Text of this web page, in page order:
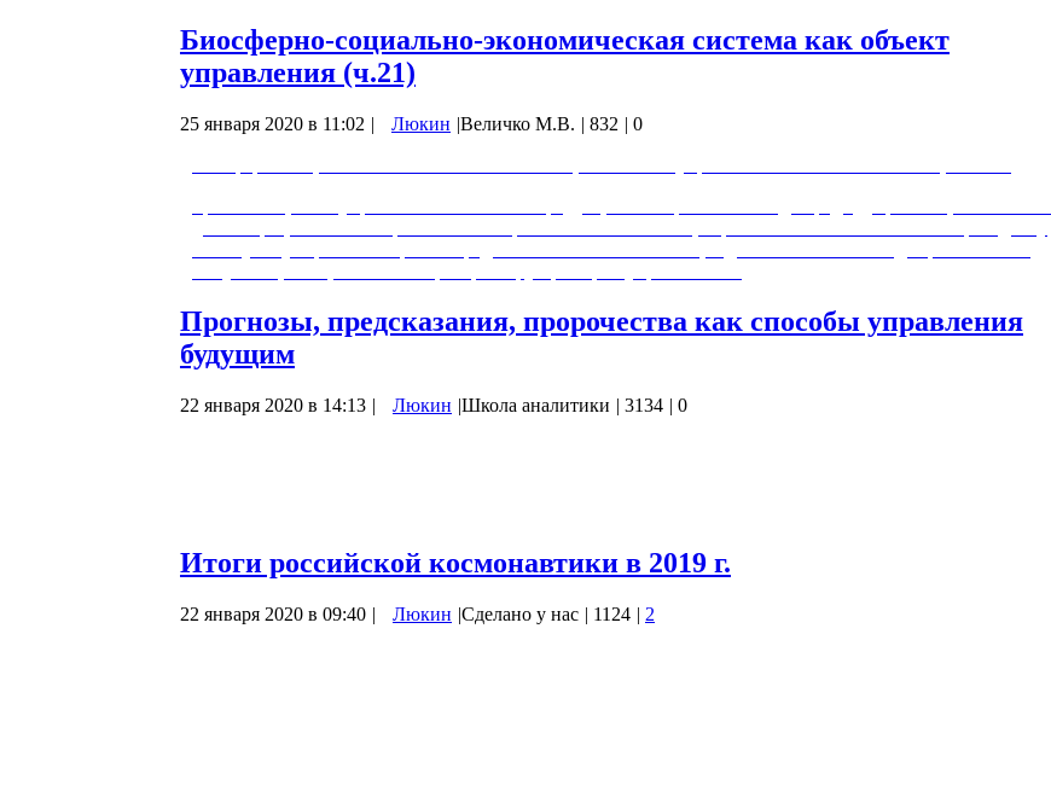
Биосферно-социально-экономическая система как объект
управления (ч.21)
25 января 2020 в 11:02 | Люкин |Величко М.В. | 832 | 0
Прогнозы, предсказания, пророчества как способы управления
будущим
22 января 2020 в 14:13 | Люкин |Школа аналитики | 3134 | 0
Итоги российской космонавтики в 2019 г.
22 января 2020 в 09:40 | Люкин |Сделано у нас | 1124 | 2